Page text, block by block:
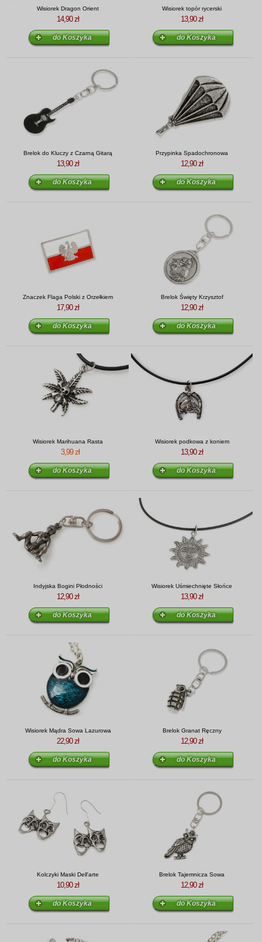
Wisiorek Dragon Orient
14,90 zł
Wisiorek topór rycerski
13,90 zł
Brelok do Kluczy z Czarną Gitarą
13,90 zł
Przypinka Spadochronowa
12,90 zł
Znaczek Flaga Polski z Orzełkiem
17,90 zł
Brelok Święty Krzysztof
12,90 zł
Wisiorek Marihuana Rasta
3,99 zł
Wisiorek podkowa z koniem
13,90 zł
Indyjska Bogini Płodności
12,90 zł
Wisiorek Uśmiechnięte Słońce
13,90 zł
Wisiorek Mądra Sowa Lazurowa
22,90 zł
Brelok Granat Ręczny
12,90 zł
Kolczyki Maski Dell'arte
10,90 zł
Brelok Tajemnicza Sowa
12,90 zł